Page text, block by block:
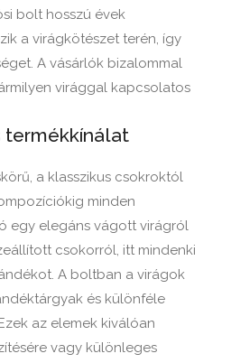
bolt hosszú évek
a virágkötészet terén, így
A vásárlók bizalommal
virággal kapcsolatos
termékkínálat
a klasszikus csokroktól
minden
egy elegáns vágott virágról
csokorról, itt mindenki
A boltban a virágok
és különféle
az elemek kiválóan
vagy különleges